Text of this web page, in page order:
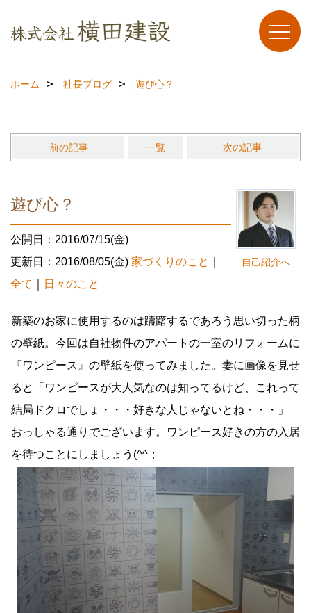
ホーム 社長ブログ 遊び心？
前の記事 一覧 次の記事
自己紹介へ
遊び心？
公開日：2016/07/15(金)
更新日：2016/08/05(金) 家づくりのこと
全て
日々のこと
新築のお家に使用するのは躊躇するであろう思い切った柄
の壁紙。今回は自社物件のアパートの一室のリフォームに
『ワンピース』の壁紙を使ってみました。妻に画像を見せ
ると「ワンピースが大人気なのは知ってるけど、これって
結局ドクロでしょ・・・好きな人じゃないとね・・・」
おっしゃる通りでございます。ワンピース好きの方の入居
を待つことにしましょう(^^；